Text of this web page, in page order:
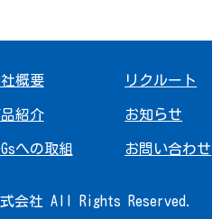
概要
紹介
への取組
リクルート
お知らせ
お問い合わせ
会社 All Rights Reserved.